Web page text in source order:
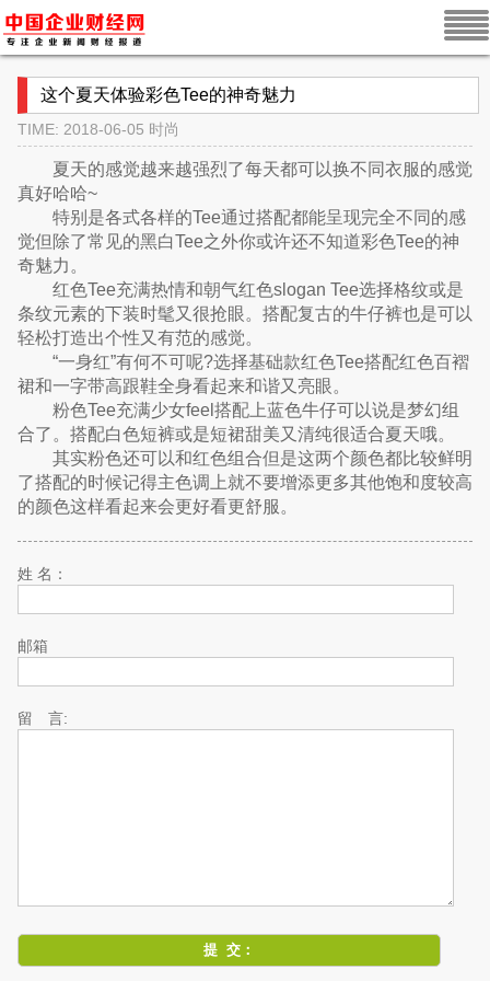
这个夏天体验彩色Tee的神奇魅力
TIME: 2018-06-05 时尚
夏天的感觉越来越强烈了每天都可以换不同衣服的感觉
真好哈哈~
特别是各式各样的Tee通过搭配都能呈现完全不同的感
觉但除了常见的黑白Tee之外你或许还不知道彩色Tee的神
奇魅力。
红色Tee充满热情和朝气红色slogan Tee选择格纹或是
条纹元素的下装时髦又很抢眼。搭配复古的牛仔裤也是可以
轻松打造出个性又有范的感觉。
“一身红”有何不可呢?选择基础款红色Tee搭配红色百褶
裙和一字带高跟鞋全身看起来和谐又亮眼。
粉色Tee充满少女feel搭配上蓝色牛仔可以说是梦幻组
合了。搭配白色短裤或是短裙甜美又清纯很适合夏天哦。
其实粉色还可以和红色组合但是这两个颜色都比较鲜明
了搭配的时候记得主色调上就不要增添更多其他饱和度较高
的颜色这样看起来会更好看更舒服。
姓 名：
邮箱
留 言: